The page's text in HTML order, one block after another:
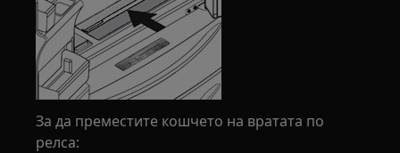
За да преместите кошчето на вратата по
релса: